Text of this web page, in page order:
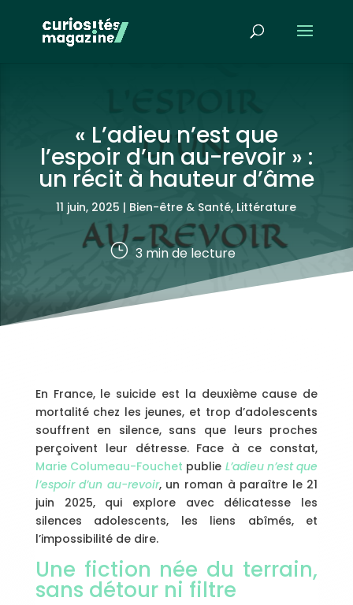
« L’adieu n’est que
l’espoir d’un au-revoir » :
un récit à hauteur d’âme
11 juin, 2025 | Bien-être & Santé, Littérature
} 3min de lecture
En France, le suicide est la deuxième cause de
mortalité chez les jeunes, et trop d’adolescents
souffrent en silence, sans que leurs proches
perçoivent leur détresse. Face à ce constat,
Marie Columeau-Fouchet publie L’adieu n’est que
l’espoir d’un au-revoir, un roman à paraître le 21
juin 2025, qui explore avec délicatesse les
silences adolescents, les liens abîmés, et
l’impossibilité de dire.
Une fiction née du terrain,
sans détour ni filtre